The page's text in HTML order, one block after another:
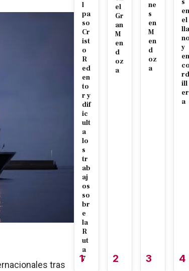
tras
l
pa
so
Cr
ist
o
R
ed
en
to
r y
dif
ic
ult
a
lo
s
tr
ab
aj
os
so
br
e
la
R
ut
a
7
1
el
Gr
an
M
en
d
oz
a
2
ne
s
en
M
en
d
oz
a
3
s
en
el
lla
y
en
rd
ill
er
a
4